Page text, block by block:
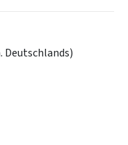
Deutschlands)